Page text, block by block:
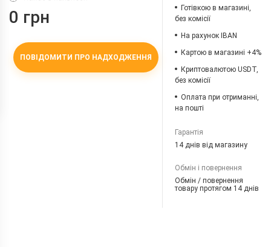
0 грн
ПОВІДОМИТИ ПРО НАДХОДЖЕННЯ
Готівкою в магазині,
без комісії
На рахунок IBAN
Картою в магазині +4%
Криптовалютою USDT,
без комісії
Оплата при отриманні,
на пошті
Гарантія
14 днів від магазину
Обмін і повернення
Обмін / повернення
товару протягом 14 днів